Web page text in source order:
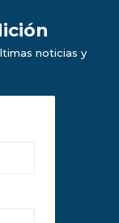
noticias y